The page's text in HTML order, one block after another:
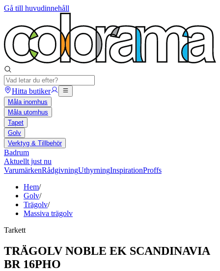
Gå till huvudinnehåll
Hitta butiker
Måla inomhus
Måla utomhus
Tapet
Golv
Verktyg & Tillbehör
Badrum
Aktuellt just nu
VarumärkenRådgivningUthyrningInspirationProffs
Hem/
Golv/
Trägolv/
Massiva trägolv
Tarkett
TRÄGOLV NOBLE EK SCANDINAVIA
BR 16PHO